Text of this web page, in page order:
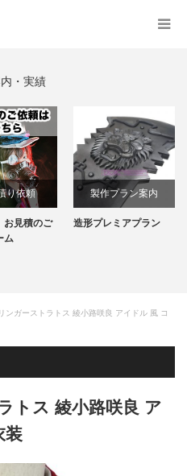
・実績
り依頼
お見積のご
ム
製作プラン案内
造形プレミアプラン
ンガーストラトス 綾小路咲良 アイドル 風 コ
トス 綾小路咲良 ア
装